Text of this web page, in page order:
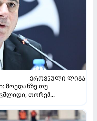
ᲔᲠᲝᲕᲜᲣᲚᲘ ᲚᲘᲒᲐ
მოედანზე თუ
თორემ...